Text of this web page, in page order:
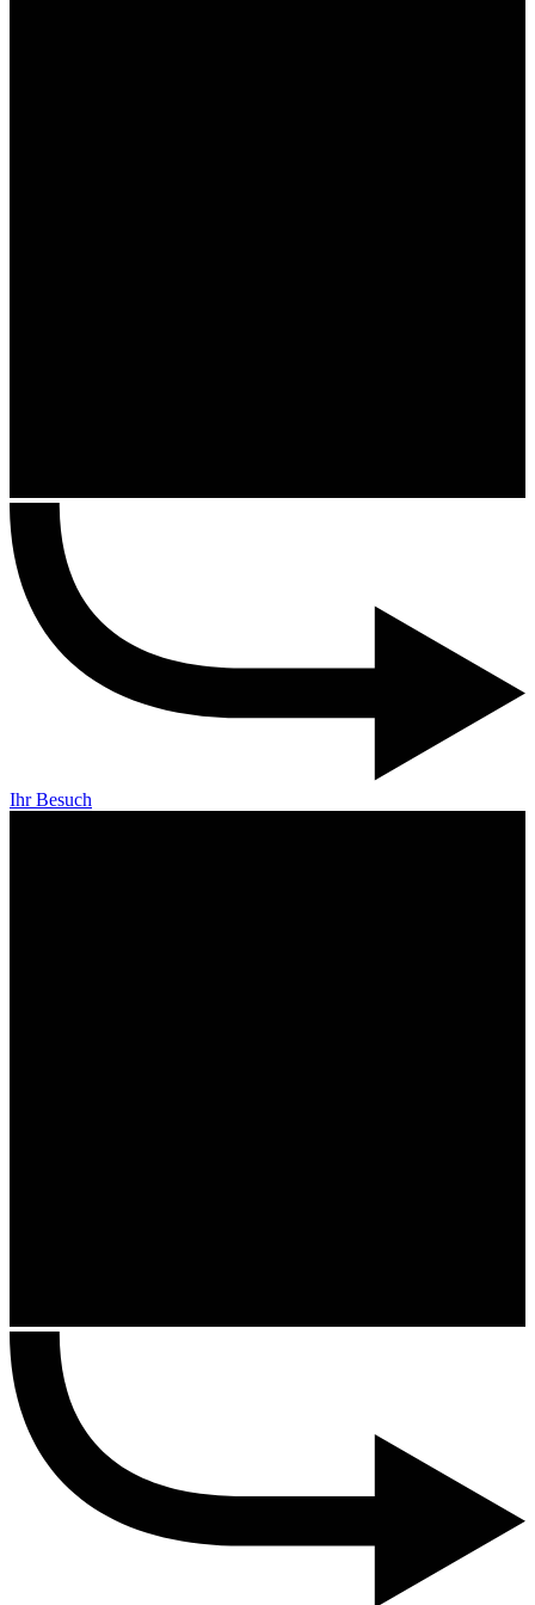
Ihr Besuch